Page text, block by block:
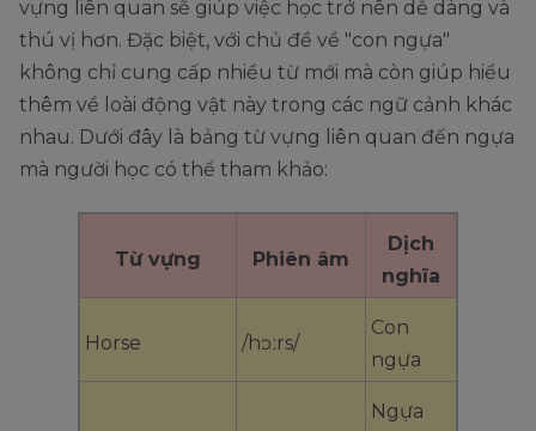
vựng liên quan sẽ giúp việc học trở nên dễ dàng và
thú vị hơn. Đặc biệt, với chủ đề về "con ngựa"
không chỉ cung cấp nhiều từ mới mà còn giúp hiểu
thêm về loài động vật này trong các ngữ cảnh khác
nhau. Dưới đây là bảng từ vựng liên quan đến ngựa
mà người học có thể tham khảo:
Từ vựng Phiên âm
Dịch
nghĩa
Horse /hɔːrs/
Con
ngựa
Ngựa